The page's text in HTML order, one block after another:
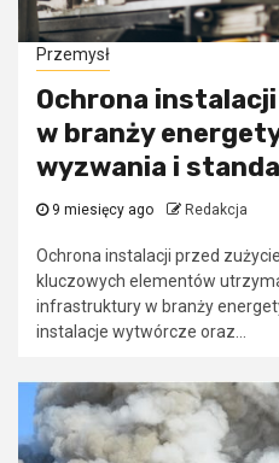
Przemysł
Ochrona
w branży
wyzwania i
9 miesięcy ago Redakcja
Ochrona instalacji przed
kluczowych elementów
infrastruktury w branży
instalacje wytwórcze oraz...